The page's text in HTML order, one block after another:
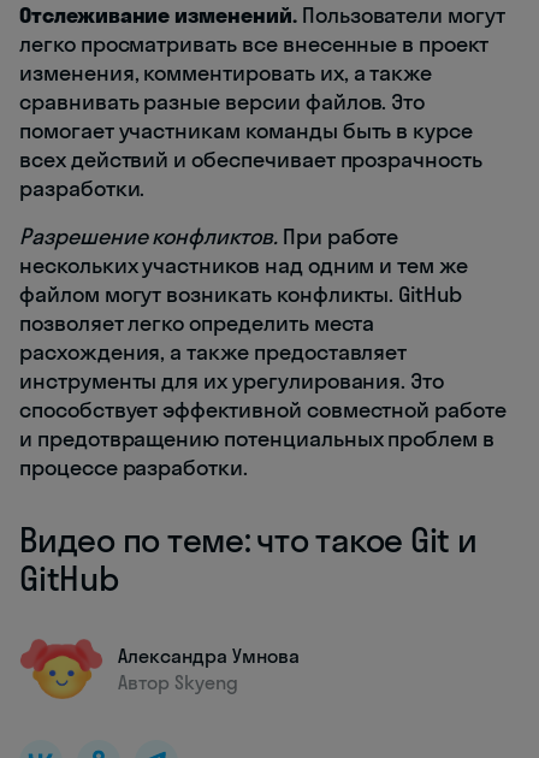
Отслеживание изменений.Пользователи могут
легко просматривать все внесенные в проект
изменения, комментировать их, а также
сравнивать разные версии файлов. Это
помогает участникам команды быть в курсе
всех действий и обеспечивает прозрачность
разработки.
Разрешение конфликтов.При работе
нескольких участников над одним и тем же
файлом могут возникать конфликты. GitHub
позволяет легко определить места
расхождения, а также предоставляет
инструменты для их урегулирования. Это
способствует эффективной совместной работе
и предотвращению потенциальных проблем в
процессе разработки.
Видео по теме: что такое Git и
GitHub
Александра Умнова
Автор Skyeng